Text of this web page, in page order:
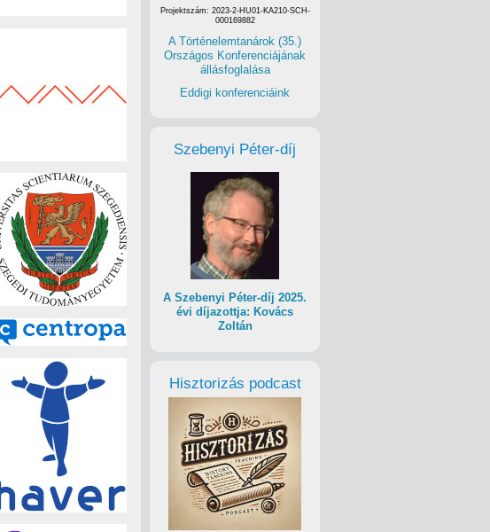
Projektszám: 2023-2-HU01-KA210-SCH-
000169882
A Történelemtanárok (35.)
Országos Konferenciájának
állásfoglalása
Eddigi konferenciáink
Szebenyi Péter-díj
A Szebenyi Péter-díj 2025.
évi díjazottja: Kovács
Zoltán
Hisztorizás podcast